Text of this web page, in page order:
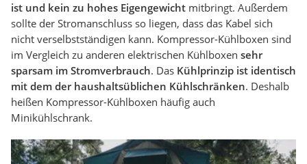
ist und kein zu hohes Eigengewicht mitbringt. Außerdem
sollte der Stromanschluss so liegen, dass das Kabel sich
nicht verselbstständigen kann. Kompressor-Kühlboxen sind
im Vergleich zu anderen elektrischen Kühlboxen sehr
sparsam im Stromverbrauch. Das Kühlprinzip ist identisch
mit dem der haushaltsüblichen Kühlschränken. Deshalb
heißen Kompressor-Kühlboxen häufig auch
Minikühlschrank.